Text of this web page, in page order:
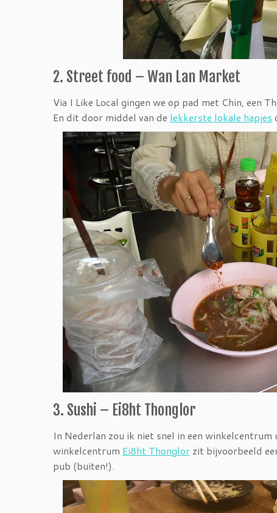
2. Street food – Wan Lan Market
Via I Like Local gingen we op pad met Chin, een
En dit door middel van de lekkerste lokale hapjes
3. Sushi – Ei8ht Thonglor
In Nederlan zou ik niet snel in een
winkelcentrum Ei8ht Thonglor zit bijvoorbeeld
pub (buiten!).